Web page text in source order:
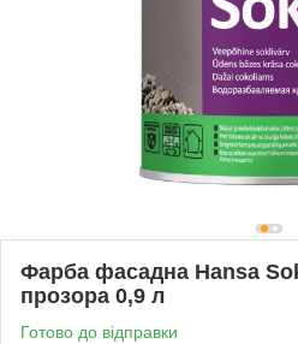
Фарба фасадна Hansa
прозора 0,9 л
Готово до відправки